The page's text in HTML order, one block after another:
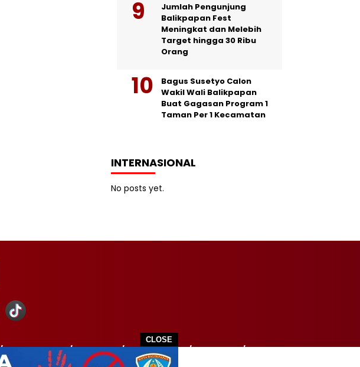
CLOSE
Jumlah Pengunjung
Balikpapan Fest
Meningkat dan Melebih
Target hingga 30 Ribu
Orang
Bagus Susetyo Calon
Wakil Wali Balikpapan
Buat Gagasan Program 1
Taman Per 1 Kecamatan
INTERNASIONAL
No posts yet.
PENDIDIKAN POLITIK TEKNOLOGI WISATA SPORT